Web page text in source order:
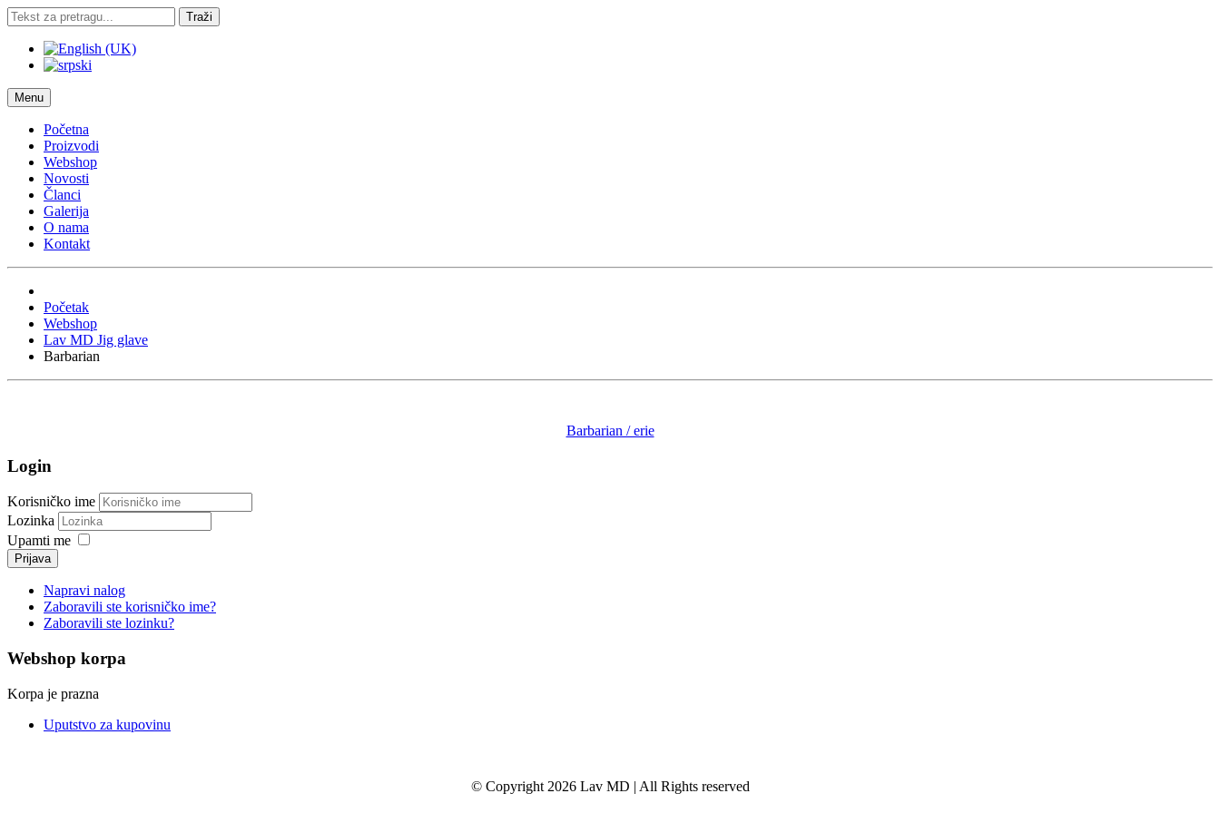
Traži
Menu
Početna
Proizvodi
Webshop
Novosti
Članci
Galerija
O nama
Kontakt
Početak
Webshop
Lav MD Jig glave
Barbarian
Barbarian / erie
Login
Korisničko ime
Lozinka
Upamti me
Prijava
Napravi nalog
Zaboravili ste korisničko ime?
Zaboravili ste lozinku?
Webshop korpa
Korpa je prazna
Uputstvo za kupovinu
© Copyright 2026 Lav MD | All Rights reserved